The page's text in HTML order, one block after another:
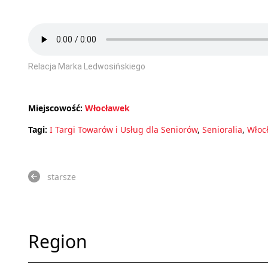
Relacja Marka Ledwosińskiego
Miejscowość: Włocławek
Tagi: I Targi Towarów i Usług dla Seniorów, Senioralia,
starsze
Region